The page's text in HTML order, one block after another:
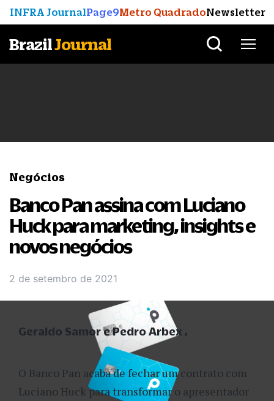
INFRA JournalPage9Metro QuadradoNewsletter
BrazilJournal
Negócios
Banco Pan assina com Luciano
Huck para marketing, insights e
novos negócios
2 de setembro de 2021
O Banco Pan acaba de fechar um contrato com
Luciano Huck para transformar o apresentador
Geraldo Samor e Pedro Arbex